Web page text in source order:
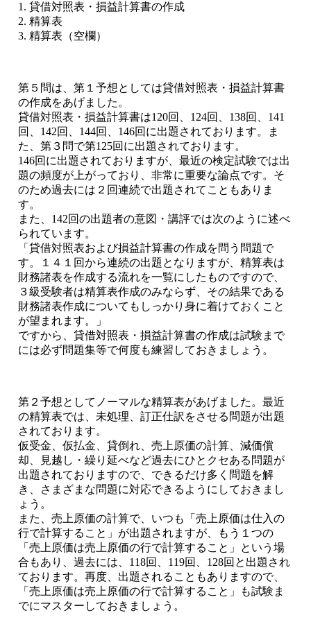
1. 貸借対照表・損益計算書の作成
2. 精算表
3. 精算表（空欄）
第５問は、第１予想としては貸借対照表・損益計算書
の作成をあげました。
貸借対照表・損益計算書は120回、124回、138回、141
回、142回、144回、146回に出題されております。ま
た、第３問で第125回に出題されております。
146回に出題されておりますが、最近の検定試験では出
題の頻度が上がっており、非常に重要な論点です。そ
のため過去には２回連続で出題されてこともありま
す。
また、142回の出題者の意図・講評では次のように述べ
られています。
「貸借対照表および損益計算書の作成を問う問題で
す。１４１回から連続の出題となりますが、精算表は
財務諸表を作成する流れを一覧にしたものですので、
３級受験者は精算表作成のみならず、その結果である
財務諸表作成についてもしっかり身に着けておくこと
が望まれます。」
ですから、貸借対照表・損益計算書の作成は試験まで
には必ず問題集等で何度も練習しておきましょう。
第２予想としてノーマルな精算表があげました。最近
の精算表では、未処理、訂正仕訳をさせる問題が出題
されております。
仮受金、仮払金、貸倒れ、売上原価の計算、減価償
却、見越し・繰り延べなど過去にひとクセある問題が
出題されておりますので、できるだけ多く問題を解
き、さまざまな問題に対応できるようにしておきまし
ょう。
また、売上原価の計算で、いつも「売上原価は仕入の
行で計算すること」が出題されますが、もう１つの
「売上原価は売上原価の行で計算すること」という場
合もあり、過去には、118回、119回、128回と出題され
ております。再度、出題されることもありますので、
「売上原価は売上原価の行で計算すること」も試験ま
でにマスターしておきましょう。